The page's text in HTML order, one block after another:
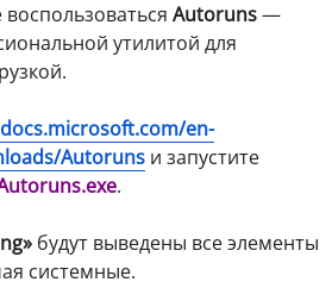
Autoruns—
утилитой для
docs.microsoft.com/en-
Autoruns и запустите
.
будут выведены все элементы
системные.